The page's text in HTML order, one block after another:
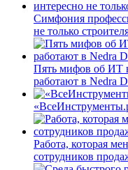
Симфония
не только
Пять мифов об ИТ
работают в Nedra
Работа, которая
сотрудников